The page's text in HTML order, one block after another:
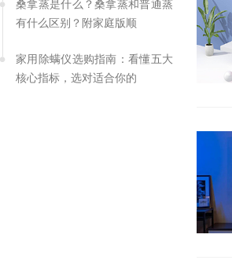
桑拿蒸是什么？桑拿蒸和普通蒸
有什么区别？附家庭版顺
家用除螨仪选购指南：看懂五大
核心指标，选对适合你的